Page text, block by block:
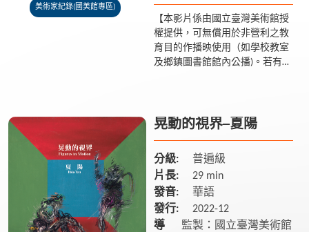
美術家紀錄(國美館專區)
【本影片係由國立臺灣美術館授
權提供，可無償用於非營利之教
育目的作播映使用（如學校教室
及鄉鎮圖書館館內公播)。若有額
晃動的視界─夏陽
分級:
普遍級
片長:
29 min
發音:
華語
發行:
2022-12
導
監製：國立臺灣美術館